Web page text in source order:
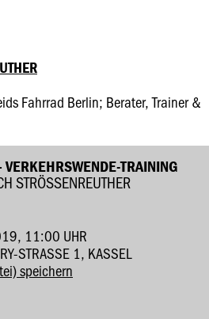
Fahrrad Berlin; Berater, Trainer &
VERKEHRSWENDE-TRAINING
STRÖSSENREUTHER
11:00 UHR
STRASSE 1, KASSEL
speichern